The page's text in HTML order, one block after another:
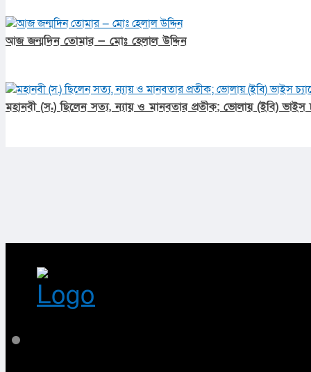
আজ জন্মদিন তোমার — মোঃ হেলাল উদ্দিন
মহানবী (স.) ছিলেন সত্য, ন্যায় ও মানবতার প্রতীক; ভোলায় (ইবি) ভাইস